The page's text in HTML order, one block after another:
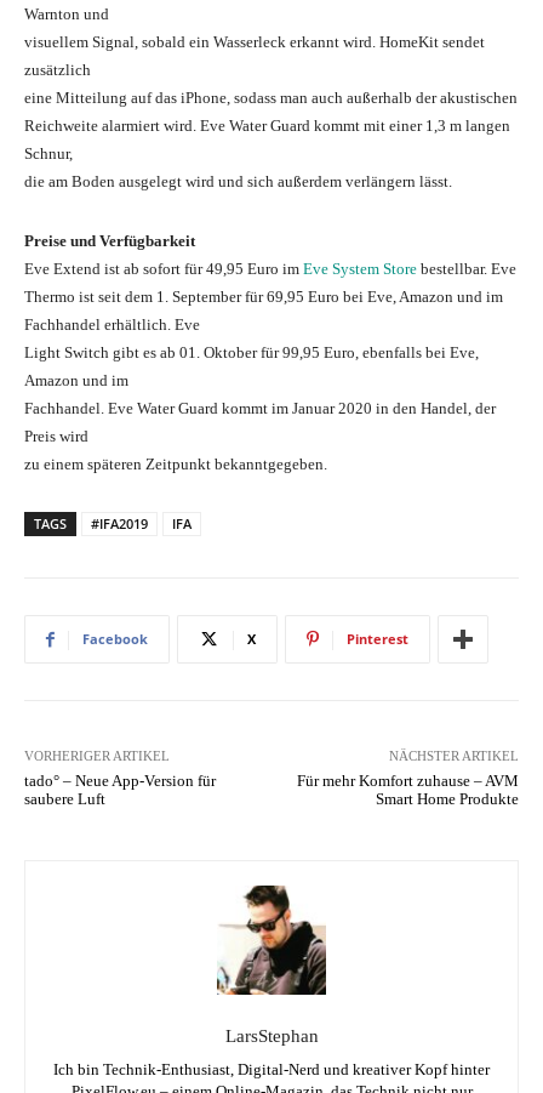
Warnton und
visuellem Signal, sobald ein Wasserleck erkannt wird. HomeKit sendet
zusätzlich
eine Mitteilung auf das iPhone, sodass man auch außerhalb der akustischen
Reichweite alarmiert wird. Eve Water Guard kommt mit einer 1,3 m langen
Schnur,
die am Boden ausgelegt wird und sich außerdem verlängern lässt.
Preise und Verfügbarkeit
Eve Extend ist ab sofort für 49,95 Euro im Eve System Store bestellbar. Eve
Thermo ist seit dem 1. September für 69,95 Euro bei Eve, Amazon und im
Fachhandel erhältlich. Eve
Light Switch gibt es ab 01. Oktober für 99,95 Euro, ebenfalls bei Eve,
Amazon und im
Fachhandel. Eve Water Guard kommt im Januar 2020 in den Handel, der
Preis wird
zu einem späteren Zeitpunkt bekanntgegeben.
TAGS #IFA2019 IFA
Facebook X Pinterest
VORHERIGER ARTIKEL
tado° – Neue App-Version für
saubere Luft
NÄCHSTER ARTIKEL
Für mehr Komfort zuhause – AVM
Smart Home Produkte
LarsStephan
Ich bin Technik-Enthusiast, Digital-Nerd und kreativer Kopf hinter